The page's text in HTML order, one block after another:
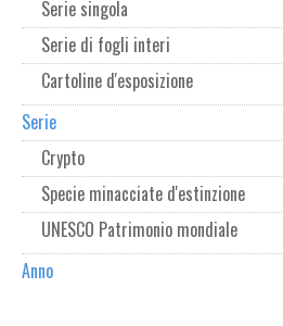
Serie singola
Serie di fogli interi
Cartoline d'esposizione
Serie
Crypto
Specie minacciate d'estinzione
UNESCO Patrimonio mondiale
Anno